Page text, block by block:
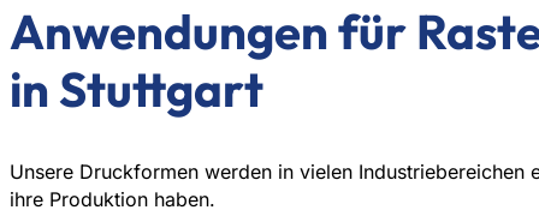
Anwendungen für
in Stuttgart
Unsere Druckformen werden in vielen
ihre Produktion haben.